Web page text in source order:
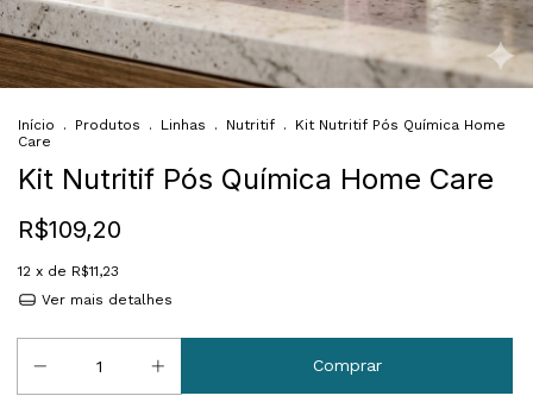
Início . Produtos . Linhas . Nutritif .
Kit Nutritif Pós Química Home
Care
Kit Nutritif Pós Química Home Care
R$109,20
12 x de R$11,23
Ver mais detalhes